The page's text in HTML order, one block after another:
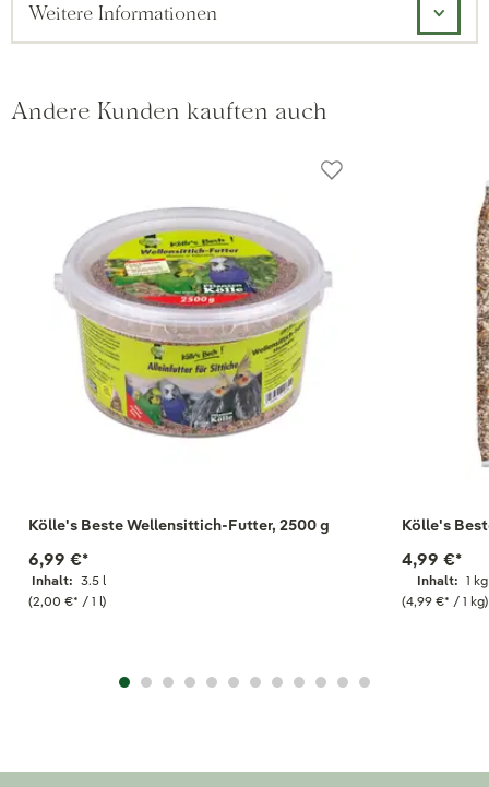
Weitere Informationen
Andere Kunden kauften auch
Kölle's Beste Wellensittich-Futter, 2500 g
Inhalt: 3.5 l
(2,00 €* / 1 l)
6,99 €*
Kölle's
Inhalt: 1 kg
(4,99 €* / 1 kg)
4,99 €*